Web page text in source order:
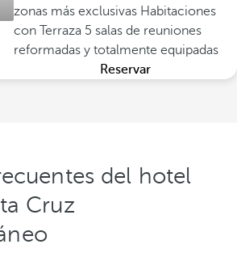
zonas más exclusivas Habitaciones
con Terraza 5 salas de reuniones
reformadas y totalmente equipadas
Reservar
del hotel
Cruz